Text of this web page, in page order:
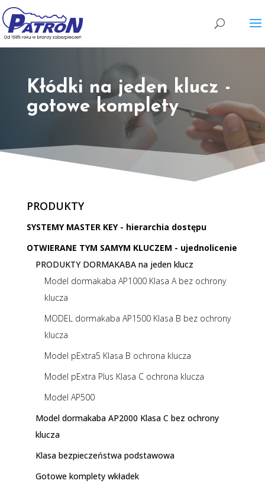
Wyszukiwarka
produktów
Kłódki na jeden klucz -
gotowe komplety
PRODUKTY
SYSTEMY MASTER KEY - hierarchia dostępu
OTWIERANE TYM SAMYM KLUCZEM - ujednolicenie
PRODUKTY DORMAKABA na jeden klucz
Model dormakaba AP1000 Klasa A bez ochrony
klucza
MODEL dormakaba AP1500 Klasa B bez ochrony
klucza
Model pExtra5 Klasa B ochrona klucza
Model pExtra Plus Klasa C ochrona klucza
Model AP500
Model dormakaba AP2000 Klasa C bez ochrony
klucza
Klasa bezpieczeństwa podstawowa
Gotowe komplety wkładek